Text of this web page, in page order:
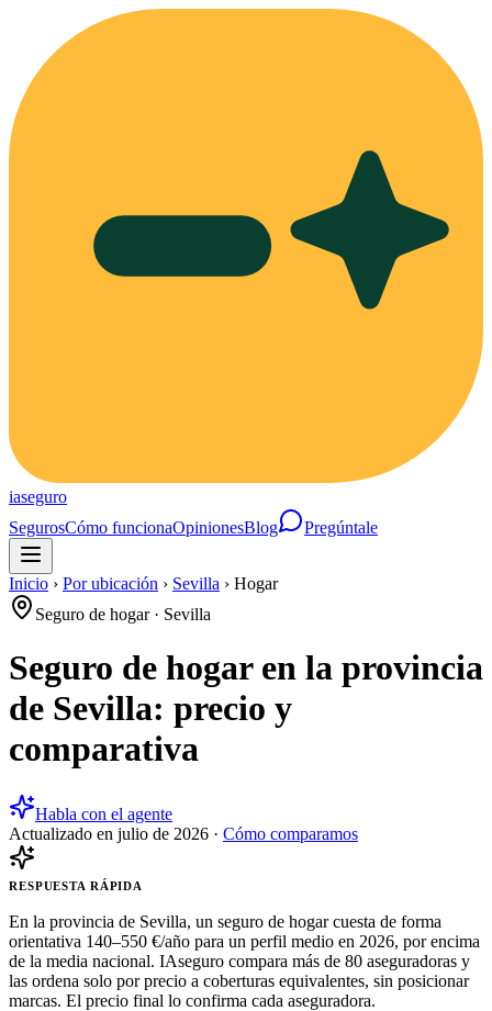
iaseguro
SegurosCómo funcionaOpinionesBlog Pregúntale
Inicio › Por ubicación › Sevilla › Hogar
Seguro de hogar· Sevilla
Seguro de hogar en la provincia
de Sevilla: precio y
comparativa
Habla con el agente
Actualizado en julio de 2026 · Cómo comparamos
RESPUESTA RÁPIDA
En la provincia de Sevilla, un seguro de hogar cuesta de forma
orientativa 140–550 €/año para un perfil medio en 2026, por encima
de la media nacional. IAseguro compara más de 80 aseguradoras y
las ordena solo por precio a coberturas equivalentes, sin posicionar
marcas. El precio final lo confirma cada aseguradora.